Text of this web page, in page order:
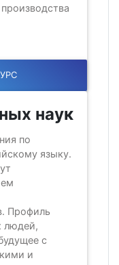
наук
по
языку.
Профиль
людей,
с
и